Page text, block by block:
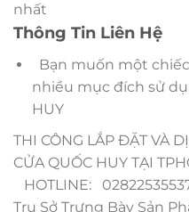
nhất
Thông Tin Liên Hệ
Bạn muốn một
nhiều mục đích sử
HUY
THI CÔNG LẮP ĐẶT VÀ
CỬA QUỐC HUY TẠI
HOTLINE:
Trụ Sở Trưng Bày Sản